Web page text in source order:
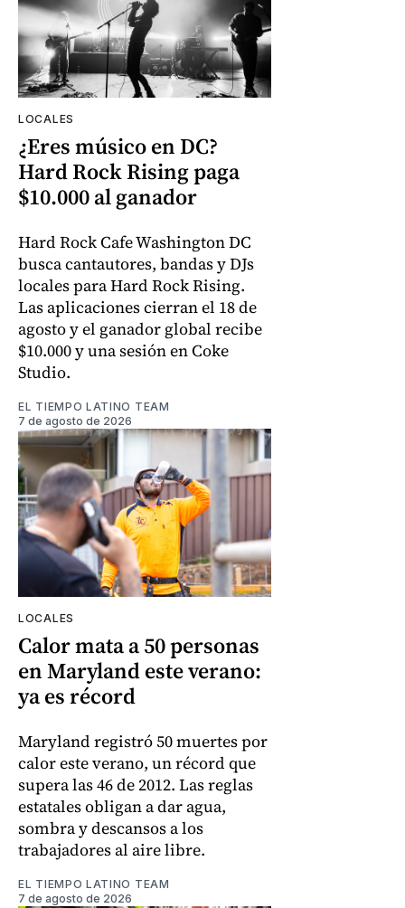
LOCALES
¿Eres músico en DC?
Hard Rock Rising paga
$10.000 al ganador
Hard Rock Cafe Washington DC
busca cantautores, bandas y DJs
locales para Hard Rock Rising.
Las aplicaciones cierran el 18 de
agosto y el ganador global recibe
$10.000 y una sesión en Coke
Studio.
EL TIEMPO LATINO TEAM
7 de agosto de 2026
LOCALES
Calor mata a 50 personas
en Maryland este verano:
ya es récord
Maryland registró 50 muertes por
calor este verano, un récord que
supera las 46 de 2012. Las reglas
estatales obligan a dar agua,
sombra y descansos a los
trabajadores al aire libre.
EL TIEMPO LATINO TEAM
7 de agosto de 2026